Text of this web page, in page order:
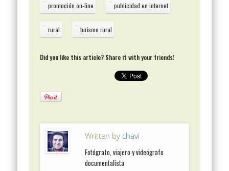
promoción on-line publicidad en internet
rural turismo rural
Did you like this article? Share it with your friends!
Written by chavi
Fotógrafo, viajero y videógrafo
documentalista